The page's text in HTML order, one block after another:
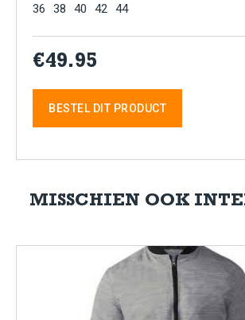
36 38 40 42 44
€49.95
BESTEL DIT PRODUCT
MISSCHIEN OOK